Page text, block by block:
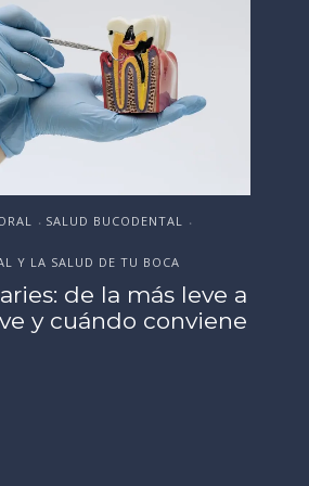
• SALUD BUCODENTAL •
Y LA SALUD DE TU BOCA
tu sonrisa antes
evento o
importante